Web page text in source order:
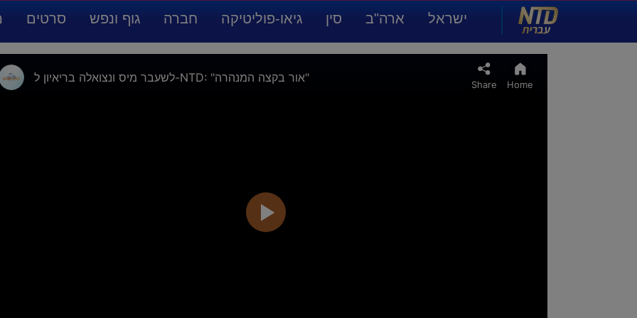
ישראל ארה"ב סין גיאו-פוליטיקה חברה גוף ונפש סרטים
NTD עברית